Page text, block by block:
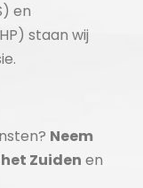
en
staan wij
Neem
Zuiden en